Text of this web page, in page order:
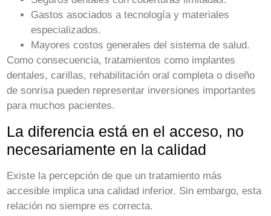
Gastos asociados a tecnología y materiales
especializados.
Mayores costos generales del sistema de salud.
Como consecuencia, tratamientos como implantes
dentales, carillas, rehabilitación oral completa o diseño
de sonrisa pueden representar inversiones importantes
para muchos pacientes.
La diferencia está en el acceso, no
necesariamente en la calidad
Existe la percepción de que un tratamiento más
accesible implica una calidad inferior. Sin embargo, esta
relación no siempre es correcta.